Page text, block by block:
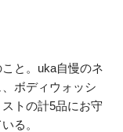
と。uka自慢のネ
ボディウォッシ
トの計5品にお守
る。